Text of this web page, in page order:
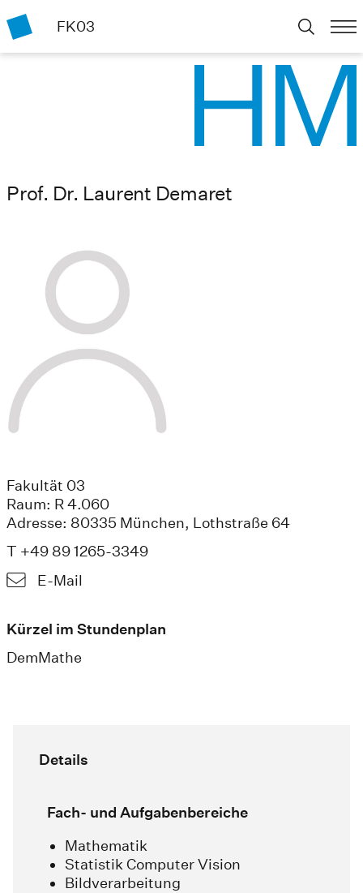
FK03
Prof. Dr. Laurent Demaret
Fakultät 03
Raum: R 4.060
Adresse: 80335 München, Lothstraße 64
T +49 89 1265-3349
E-Mail
Kürzel im Stundenplan
DemMathe
Details
Fach- und Aufgabenbereiche
Mathematik
Statistik Computer Vision
Bildverarbeitung